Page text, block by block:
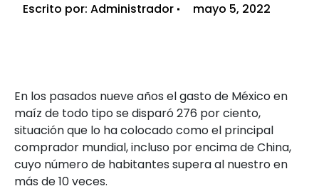
Escrito por: Administrador mayo 5, 2022
En los pasados nueve años el gasto de México en
maíz de todo tipo se disparó 276 por ciento,
situación que lo ha colocado como el principal
comprador mundial, incluso por encima de China,
cuyo número de habitantes supera al nuestro en
más de 10 veces.